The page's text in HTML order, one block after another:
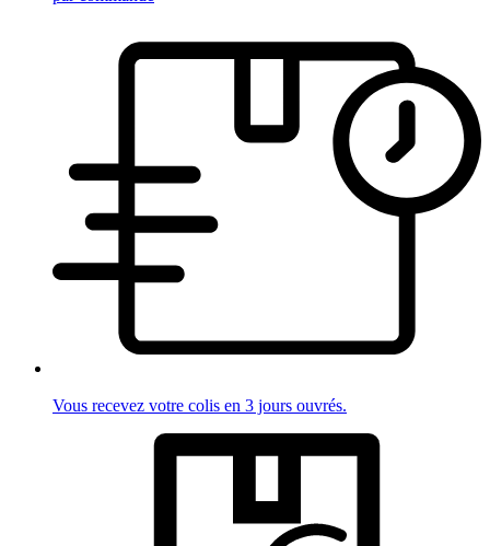
Vous recevez votre colis en 3 jours ouvrés.